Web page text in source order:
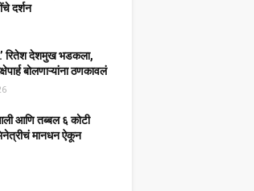
दर्शन
रितेश देशमुख भडकला,
बोलणाऱ्यांना ठणकावलं
आणि तब्बल ६ कोटी
मानधन ऐकून